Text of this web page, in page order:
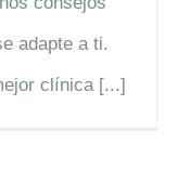
adapte a ti.
clínica [...]